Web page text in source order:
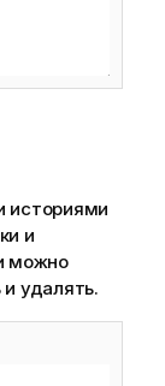
историями
и
можно
удалять.